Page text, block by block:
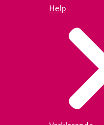
Help